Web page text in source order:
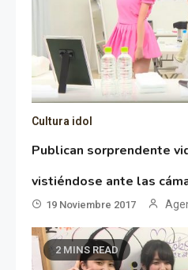
Cultura idol
Publican sorprendente
vistiéndose ante las
19 Noviembre 2017
2 MINS READ